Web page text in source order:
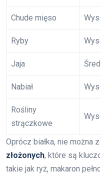
Chude mięso
Ryby
Jaja
Nabiał
Rośliny
strączkowe
Oprócz białka, nie można
złożonych, które są
takie jak ryż, makaron